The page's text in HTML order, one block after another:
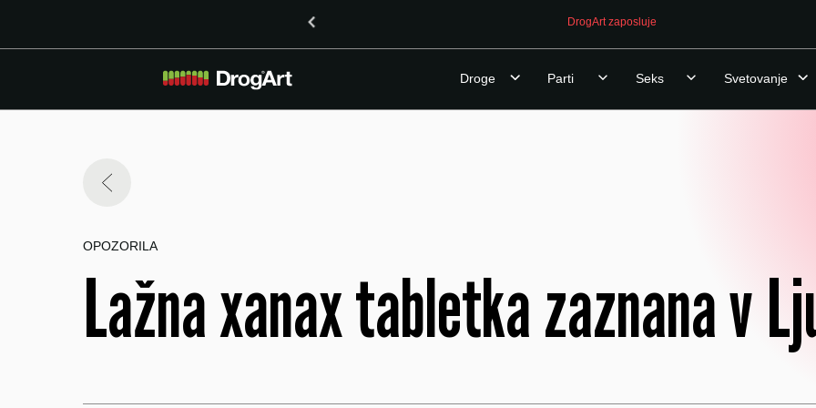
DrogArt zaposluje
Droge Parti Seks Svetovanje
OPOZORILA
Lažna xanax tabletka zaznana v